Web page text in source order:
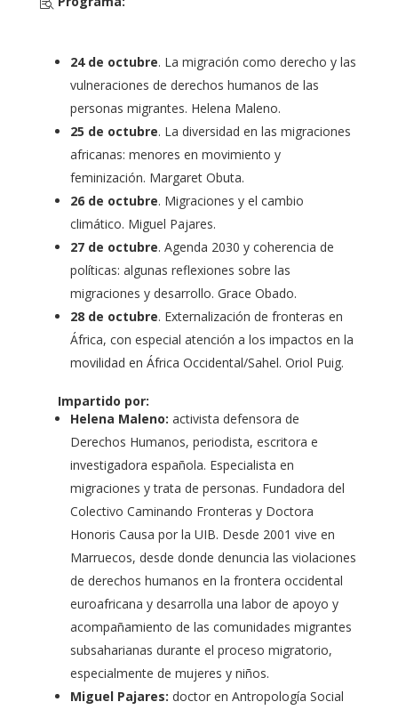
24 de octubre. La migración como derecho y las
vulneraciones de derechos humanos de las
personas migrantes. Helena Maleno.
25 de octubre. La diversidad en las migraciones
africanas: menores en movimiento y
feminización. Margaret Obuta.
26 de octubre. Migraciones y el cambio
climático. Miguel Pajares.
27 de octubre. Agenda 2030 y coherencia de
políticas: algunas reflexiones sobre las
migraciones y desarrollo. Grace Obado.
28 de octubre. Externalización de fronteras en
África, con especial atención a los impactos en la
movilidad en África Occidental/Sahel. Oriol Puig.
Impartido por:
Helena Maleno: activista defensora de
Derechos Humanos, periodista, escritora e
investigadora española. Especialista en
migraciones y trata de personas. Fundadora del
Colectivo Caminando Fronteras y Doctora
Honoris Causa por la UIB. Desde 2001 vive en
Marruecos, desde donde denuncia las violaciones
de derechos humanos en la frontera occidental
euroafricana y desarrolla una labor de apoyo y
acompañamiento de las comunidades migrantes
subsaharianas durante el proceso migratorio,
especialmente de mujeres y niños.
Miguel Pajares: doctor en Antropología Social